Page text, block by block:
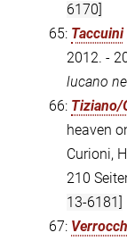
6170]
65: Taccuini
2012. -
lucano
66: Tiziano/
heaven
Curioni,
210
13-6181]
67: